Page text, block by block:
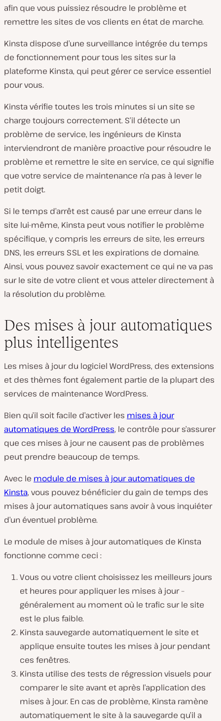
afin que vous puissiez résoudre le problème et
remettre les sites de vos clients en état de marche.
Kinsta dispose d’une surveillance intégrée du temps
de fonctionnement pour tous les sites sur la
plateforme Kinsta, qui peut gérer ce service essentiel
pour vous.
Kinsta vérifie toutes les trois minutes si un site se
charge toujours correctement. S’il détecte un
problème de service, les ingénieurs de Kinsta
interviendront de manière proactive pour résoudre le
problème et remettre le site en service, ce qui signifie
que votre service de maintenance n’a pas à lever le
petit doigt.
Si le temps d’arrêt est causé par une erreur dans le
site lui-même, Kinsta peut vous notifier le problème
spécifique, y compris les erreurs de site, les erreurs
DNS, les erreurs SSL et les expirations de domaine.
Ainsi, vous pouvez savoir exactement ce qui ne va pas
sur le site de votre client et vous atteler directement à
la résolution du problème.
Des mises à jour automatiques
plus intelligentes
Les mises à jour du logiciel WordPress, des extensions
et des thèmes font également partie de la plupart des
services de maintenance WordPress.
Bien qu’il soit facile d’activer les mises à jour
automatiques de WordPress, le contrôle pour s’assurer
que ces mises à jour ne causent pas de problèmes
peut prendre beaucoup de temps.
Avec le module de mises à jour automatiques de
Kinsta, vous pouvez bénéficier du gain de temps des
mises à jour automatiques sans avoir à vous inquiéter
d’un éventuel problème.
Le module de mises à jour automatiques de Kinsta
fonctionne comme ceci :
Vous ou votre client choisissez les meilleurs jours
et heures pour appliquer les mises à jour –
généralement au moment où le trafic sur le site
est le plus faible.
Kinsta sauvegarde automatiquement le site et
applique ensuite toutes les mises à jour pendant
ces fenêtres.
Kinsta utilise des tests de régression visuels pour
comparer le site avant et après l’application des
mises à jour. En cas de problème, Kinsta ramène
automatiquement le site à la sauvegarde qu’il a